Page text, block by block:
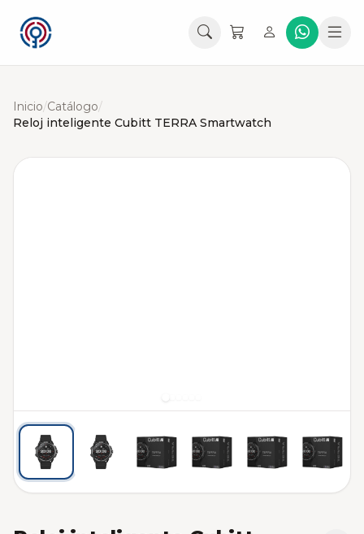
Inicio/Catálogo/
Reloj inteligente Cubitt TERRA Smartwatch